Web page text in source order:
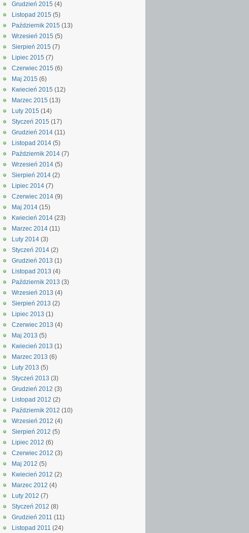
Grudzień 2015 (4)
Listopad 2015 (5)
Październik 2015 (13)
Wrzesień 2015 (5)
Sierpień 2015 (7)
Lipiec 2015 (7)
Czerwiec 2015 (6)
Maj 2015 (6)
Kwiecień 2015 (12)
Marzec 2015 (13)
Luty 2015 (14)
Styczeń 2015 (17)
Grudzień 2014 (11)
Listopad 2014 (5)
Październik 2014 (7)
Wrzesień 2014 (5)
Sierpień 2014 (2)
Lipiec 2014 (7)
Czerwiec 2014 (9)
Maj 2014 (15)
Kwiecień 2014 (23)
Marzec 2014 (11)
Luty 2014 (3)
Styczeń 2014 (2)
Grudzień 2013 (1)
Listopad 2013 (4)
Październik 2013 (3)
Wrzesień 2013 (4)
Sierpień 2013 (2)
Lipiec 2013 (1)
Czerwiec 2013 (4)
Maj 2013 (5)
Kwiecień 2013 (1)
Marzec 2013 (6)
Luty 2013 (5)
Styczeń 2013 (3)
Grudzień 2012 (3)
Listopad 2012 (2)
Październik 2012 (10)
Wrzesień 2012 (4)
Sierpień 2012 (5)
Lipiec 2012 (6)
Czerwiec 2012 (3)
Maj 2012 (5)
Kwiecień 2012 (2)
Marzec 2012 (4)
Luty 2012 (7)
Styczeń 2012 (8)
Grudzień 2011 (11)
Listopad 2011 (24)